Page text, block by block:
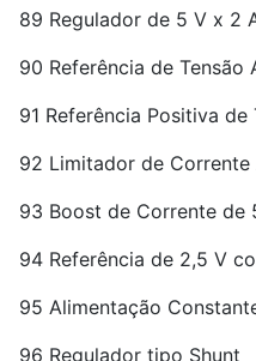
89 Regulador de 5 V x 2
90 Referência de Tensão
91 Referência Positiva de
92 Limitador de Corrente
93 Boost de Corrente de
94 Referência de 2,5 V
95 Alimentação
96 Regulador tipo Shunt